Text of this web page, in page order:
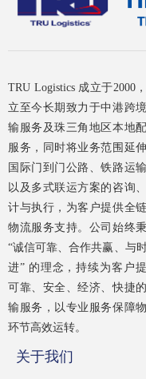
TRU Logistics 成立于2000
立至今长期致力于中港跨
输服务及珠三角地区本地
服务，同时将业务范围延
国际门到门公路、铁路运输
以及多式联运方案的咨询
计与执行，为客户提供全
物流服务支持。公司始终
“诚信可靠、合作共赢、与
进” 的理念，持续为客户
可靠、安全、经济、快捷
输服务，以专业服务保障
环节高效运转。
关于我们